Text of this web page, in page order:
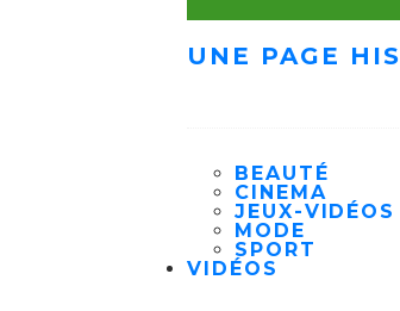
UNE PAGE
BEAUTÉ
CINEMA
JEUX-VIDÉOS
MODE
SPORT
VIDÉOS